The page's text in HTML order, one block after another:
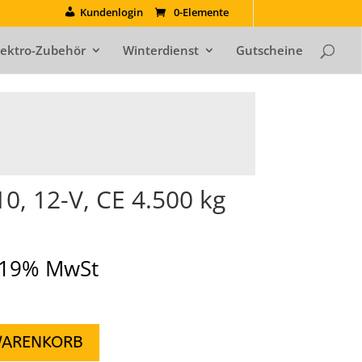
Kundenlogin 0-Elemente
Zubehör Winterdienst Gutscheine
12-V, CE 4.500 kg
MwSt